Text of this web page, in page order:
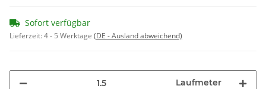
Sofort verfügbar
Lieferzeit:4 - 5 Werktage (DE - Ausland abweichend)
Laufmeter